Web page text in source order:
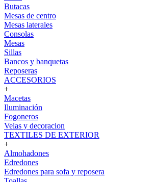
Butacas
Mesas de centro
Mesas laterales
Consolas
Mesas
Sillas
Bancos y banquetas
Reposeras
ACCESORIOS
+
Macetas
Iluminación
Fogoneros
Velas y decoracion
TEXTILES DE EXTERIOR
+
Almohadones
Edredones
Edredones para sofa y reposera